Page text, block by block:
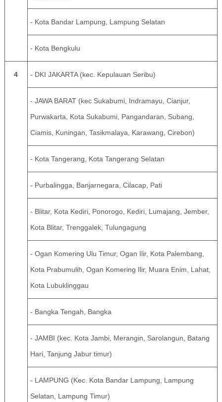
- Kota Bandar Lampung, Lampung Selatan
- Kota Bengkulu
4 - DKI JAKARTA (kec. Kepulauan Seribu)
- JAWA BARAT (kec Sukabumi, Indramayu, Cianjur,
Purwakarta, Kota Sukabumi, Pangandaran, Subang,
Ciamis, Kuningan, Tasikmalaya, Karawang, Cirebon)
- Kota Tangerang, Kota Tangerang Selatan
- Purbalingga, Banjarnegara, Cilacap, Pati
- Blitar, Kota Kediri, Ponorogo, Kediri, Lumajang, Jember,
Kota Blitar, Trenggalek, Tulungagung
- Ogan Komering Ulu Timur, Ogan Ilir, Kota Palembang,
Kota Prabumulih, Ogan Komering Ilir, Muara Enim, Lahat,
Kota Lubuklinggau
- Bangka Tengah, Bangka
- JAMBI (kec. Kota Jambi, Merangin, Sarolangun, Batang
Hari, Tanjung Jabur timur)
- LAMPUNG (Kec. Kota Bandar Lampung, Lampung
Selatan, Lampung Timur)